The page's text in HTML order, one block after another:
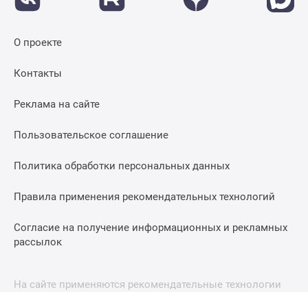
О проекте
Контакты
Реклама на сайте
Пользовательское соглашение
Политика обработки персональных данных
Правила применения рекомендательных технологий
Согласие на получение информационных и рекламных
рассылок
На сайте применяются рекомендательные технологии